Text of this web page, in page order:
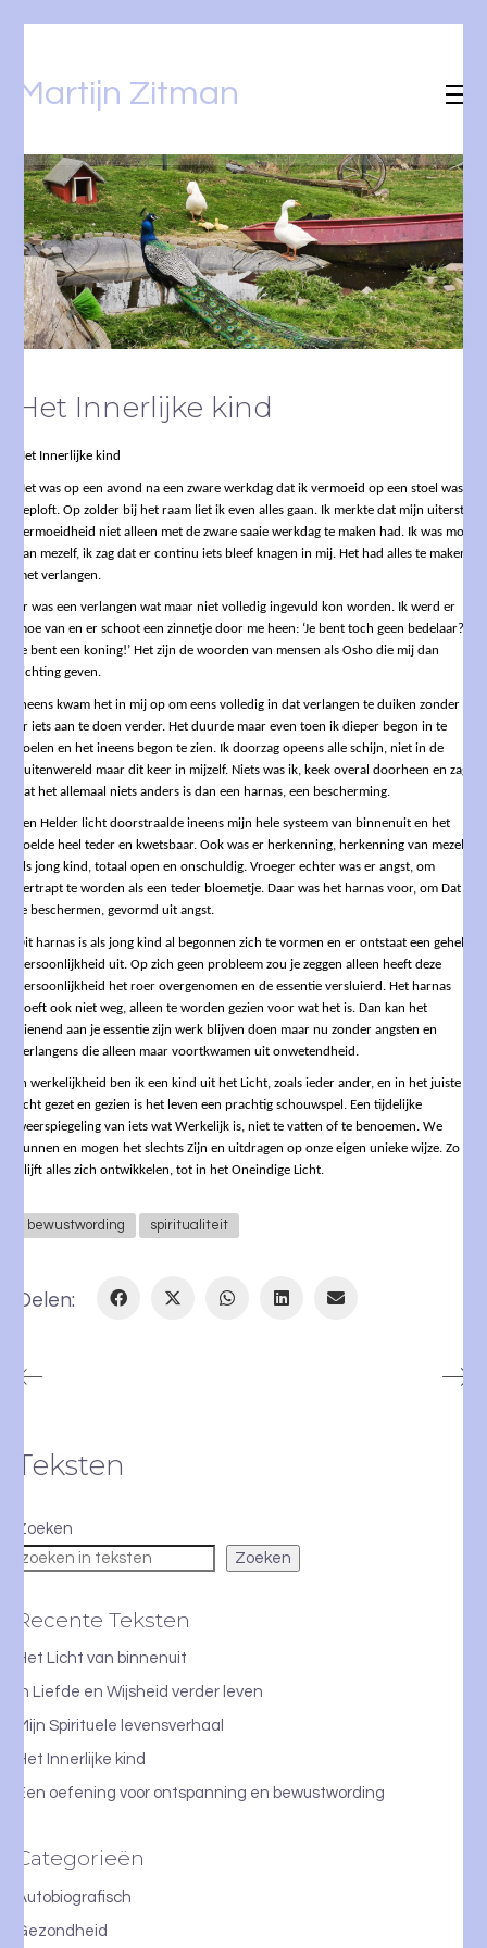
Martijn Zitman
Het Innerlijke kind
Het Innerlijke kind
Het was op een avond na een zware werkdag dat ik vermoeid op een stoel was
geploft. Op zolder bij het raam liet ik even alles gaan. Ik merkte dat mijn uiterste
vermoeidheid niet alleen met de zware saaie werkdag te maken had. Ik was moe
van mezelf, ik zag dat er continu iets bleef knagen in mij. Het had alles te maken
met verlangen.
Er was een verlangen wat maar niet volledig ingevuld kon worden. Ik werd er
moe van en er schoot een zinnetje door me heen: ‘Je bent toch geen bedelaar?
Je bent een koning!’ Het zijn de woorden van mensen als Osho die mij dan
richting geven.
Ineens kwam het in mij op om eens volledig in dat verlangen te duiken zonder
er iets aan te doen verder. Het duurde maar even toen ik dieper begon in te
voelen en het ineens begon te zien. Ik doorzag opeens alle schijn, niet in de
buitenwereld maar dit keer in mijzelf. Niets was ik, keek overal doorheen en zag
dat het allemaal niets anders is dan een harnas, een bescherming.
Een Helder licht doorstraalde ineens mijn hele systeem van binnenuit en het
voelde heel teder en kwetsbaar. Ook was er herkenning, herkenning van mezelf
als jong kind, totaal open en onschuldig. Vroeger echter was er angst, om
vertrapt te worden als een teder bloemetje. Daar was het harnas voor, om Dat
te beschermen, gevormd uit angst.
Dit harnas is als jong kind al begonnen zich te vormen en er ontstaat een gehele
persoonlijkheid uit. Op zich geen probleem zou je zeggen alleen heeft deze
persoonlijkheid het roer overgenomen en de essentie versluierd. Het harnas
hoeft ook niet weg, alleen te worden gezien voor wat het is. Dan kan het
dienend aan je essentie zijn werk blijven doen maar nu zonder angsten en
verlangens die alleen maar voortkwamen uit onwetendheid.
In werkelijkheid ben ik een kind uit het Licht, zoals ieder ander, en in het juiste
licht gezet en gezien is het leven een prachtig schouwspel. Een tijdelijke
weerspiegeling van iets wat Werkelijk is, niet te vatten of te benoemen. We
kunnen en mogen het slechts Zijn en uitdragen op onze eigen unieke wijze. Zo
blijft alles zich ontwikkelen, tot in het Oneindige Licht.
bewustwording spiritualiteit
Delen:
Teksten
Zoeken
Zoeken
Recente Teksten
Het Licht van binnenuit
In Liefde en Wijsheid verder leven
Mijn Spirituele levensverhaal
Het Innerlijke kind
Een oefening voor ontspanning en bewustwording
Categorieën
Autobiografisch
Gezondheid